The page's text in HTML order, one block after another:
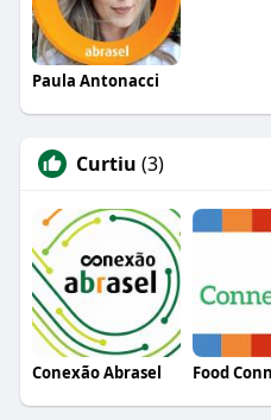
Paula Antonacci
Curtiu (3)
Conexão Abrasel Food